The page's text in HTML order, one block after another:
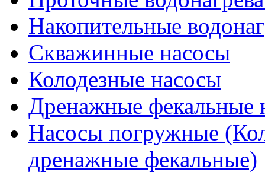
Накопительные
Скважинные насосы
Колодезные насосы
Дренажные фекальные
Насосы погружные
дренажные фекальные)